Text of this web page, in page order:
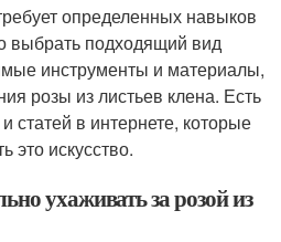
определенных навыков
выбрать подходящий вид
инструменты и материалы,
розы из листьев клена. Есть
статей в интернете, которые
это искусство.
ухаживать за розой из